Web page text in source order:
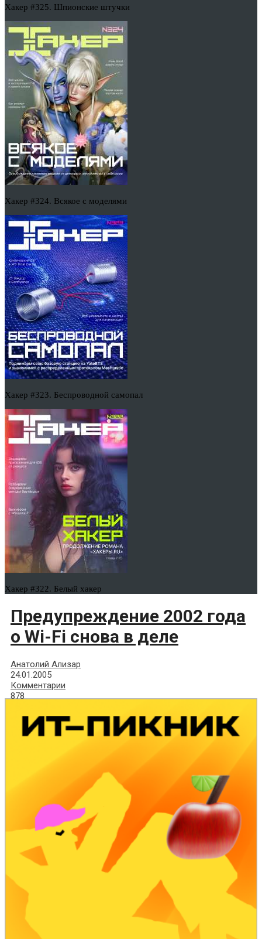
Хакер #325. Шпионские штучки
Хакер #324. Всякое с моделями
Хакер #323. Беспроводной самопал
Хакер #322. Белый хакер
Предупреждение 2002 года
о Wi-Fi снова в деле
Анатолий Ализар
24.01.2005
Комментарии
878